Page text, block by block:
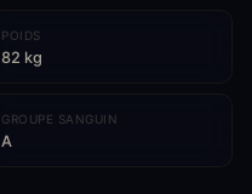
POIDS
82 kg
GROUPE SANGUIN
A